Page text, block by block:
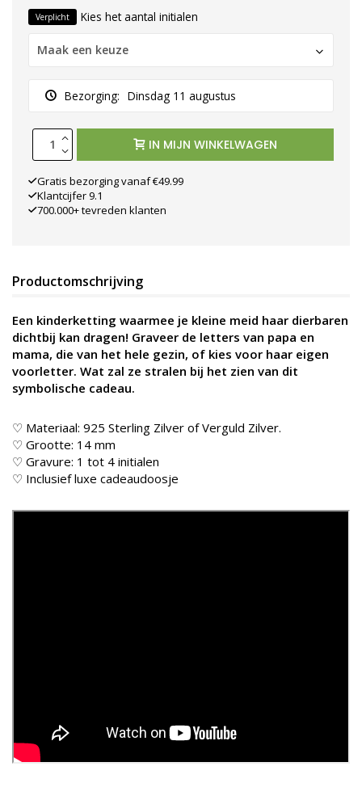
Verplicht Kies het aantal initialen
Maak een keuze
Bezorging: Dinsdag 11 augustus
IN MIJN WINKELWAGEN
Gratis bezorging vanaf €49.99
Klantcijfer 9.1
700.000+ tevreden klanten
Productomschrijving
Een kinderketting waarmee je kleine meid haar dierbaren
dichtbij kan dragen! Graveer de letters van papa en
mama, die van het hele gezin, of kies voor haar eigen
voorletter. Wat zal ze stralen bij het zien van dit
symbolische cadeau.
♡ Materiaal: 925 Sterling Zilver of Verguld Zilver.
♡ Grootte: 14 mm
♡ Gravure: 1 tot 4 initialen
♡ Inclusief luxe cadeaudoosje